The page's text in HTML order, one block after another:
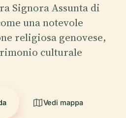
Signora Assunta di
una notevole
religiosa genovese,
culturale
Vedi mappa